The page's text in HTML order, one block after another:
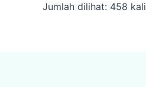
Jumlah dilihat: 458 kali